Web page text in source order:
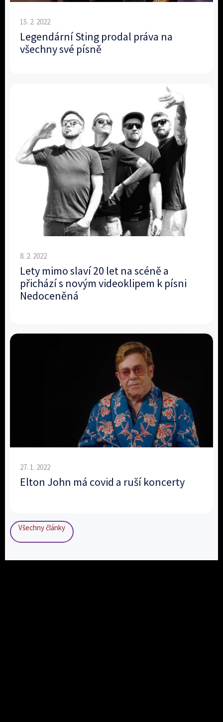
15. 2. 2022
Legendární Sting prodal práva na
všechny své písně
8. 2. 2022
Lety mimo slaví 20 let na scéně a
přichází s novým videoklipem k písni
Nedoceněná
27. 1. 2022
Elton John má covid a ruší koncerty
Všechny články